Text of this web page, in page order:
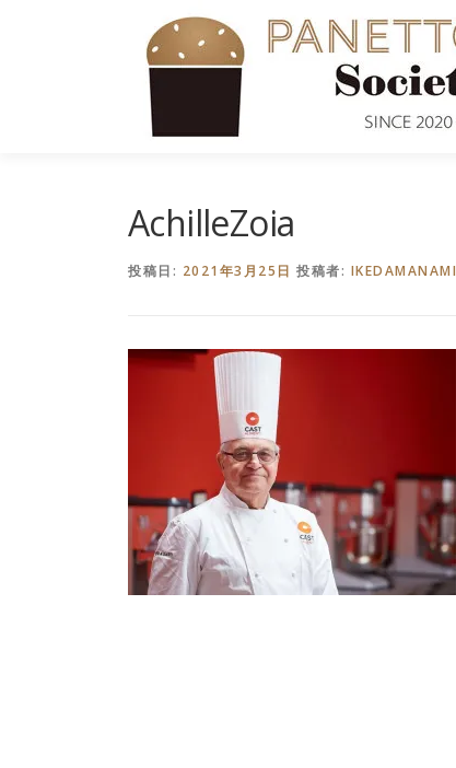
AchilleZoia
投稿日: 2021年3月25日 投稿者: IKEDAMANAMI